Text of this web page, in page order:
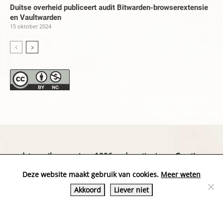
Duitse overheid publiceert audit Bitwarden-browserextensie
en Vaultwarden
15 oktober 2024
datapanik.org – since 1996 and continuing »Creative
Website by Exterwerk — Logo + graphics by
Deze website maakt gebruik van cookies. Meer weten
Akkoord
Liever niet